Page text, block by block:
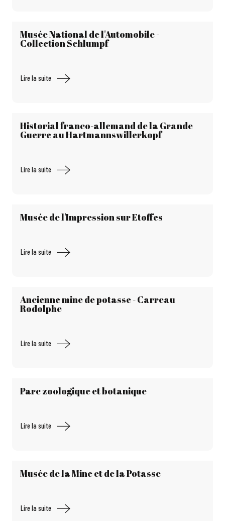
Musée National de l'Automobile -
Collection Schlumpf
Lire la suite
Historial franco-allemand de la Grande
Guerre au Hartmannswillerkopf
Lire la suite
Musée de l'Impression sur Etoffes
Lire la suite
Ancienne mine de potasse - Carreau
Rodolphe
Lire la suite
Parc zoologique et botanique
Lire la suite
Musée de la Mine et de la Potasse
Lire la suite